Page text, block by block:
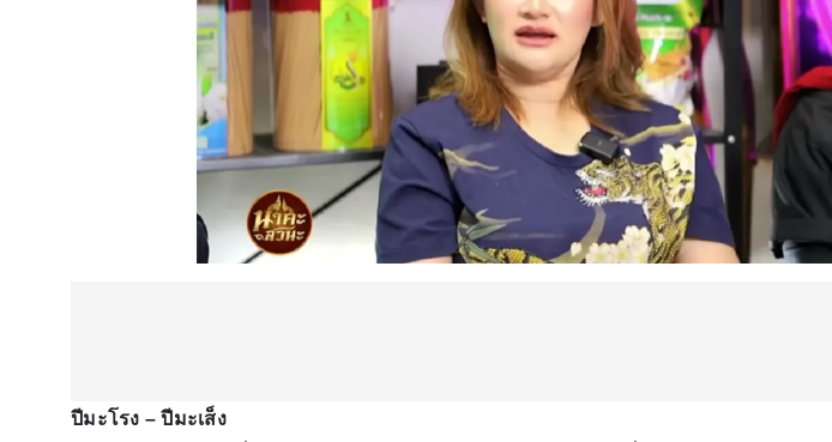
ปีมะโรง – ปีมะเส็ง